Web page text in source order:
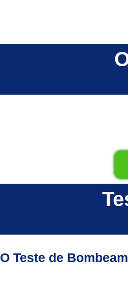
O Teste de